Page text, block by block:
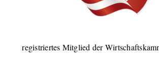
registriertes Mitglied der